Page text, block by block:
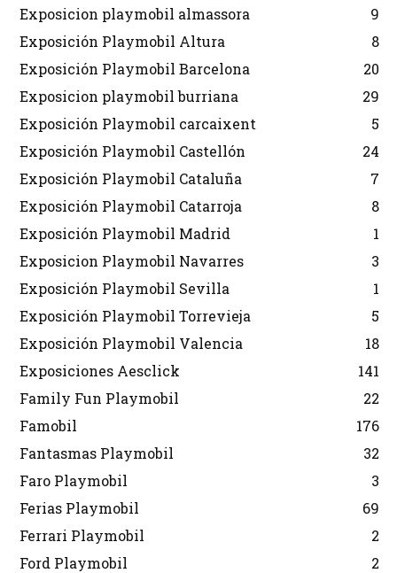
Exposicion playmobil almassora
9
Exposición Playmobil Altura
8
Exposición Playmobil Barcelona
20
Exposicion playmobil burriana
29
Exposición Playmobil carcaixent
5
Exposición Playmobil Castellón
24
Exposición Playmobil Cataluña
7
Exposición Playmobil Catarroja
8
Exposición Playmobil Madrid
1
Exposicion Playmobil Navarres
3
Exposición Playmobil Sevilla
1
Exposición Playmobil Torrevieja
5
Exposición Playmobil Valencia
18
Exposiciones Aesclick
141
Family Fun Playmobil
22
Famobil
176
Fantasmas Playmobil
32
Faro Playmobil
3
Ferias Playmobil
69
Ferrari Playmobil
2
Ford Playmobil
2